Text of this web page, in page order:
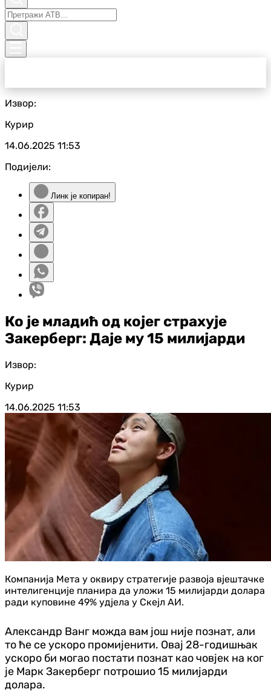
Извор:
Курир
14.06.2025 11:53
Подијели:
Линк је копиран!
Ко је младић од којег страхује
Закерберг: Даје му 15 милијарди
Извор:
Курир
14.06.2025 11:53
Компанија Мета у оквиру стратегије развоја вјештачке
интелигенције планира да уложи 15 милијарди долара
ради куповине 49% удјела у Скејл АИ.
Александр Ванг можда вам још није познат, али
то ће се ускоро промијенити. Овај 28-годишњак
ускоро би могао постати познат као човјек на ког
је Марк Закерберг потрошио 15 милијарди
долара.